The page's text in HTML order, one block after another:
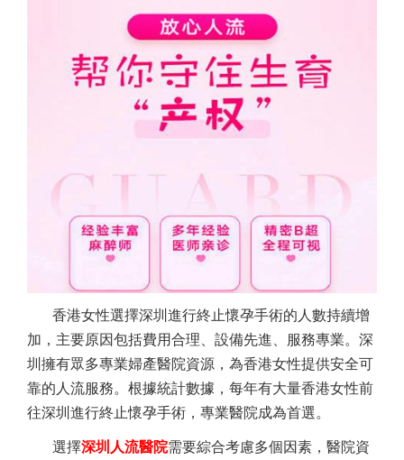
香港女性選擇深圳進行終止懷孕手術的人數持續增
加，主要原因包括費用合理、設備先進、服務專業。深
圳擁有眾多專業婦產醫院資源，為香港女性提供安全可
靠的人流服務。根據統計數據，每年有大量香港女性前
往深圳進行終止懷孕手術，專業醫院成為首選。
選擇深圳人流醫院需要綜合考慮多個因素，醫院資